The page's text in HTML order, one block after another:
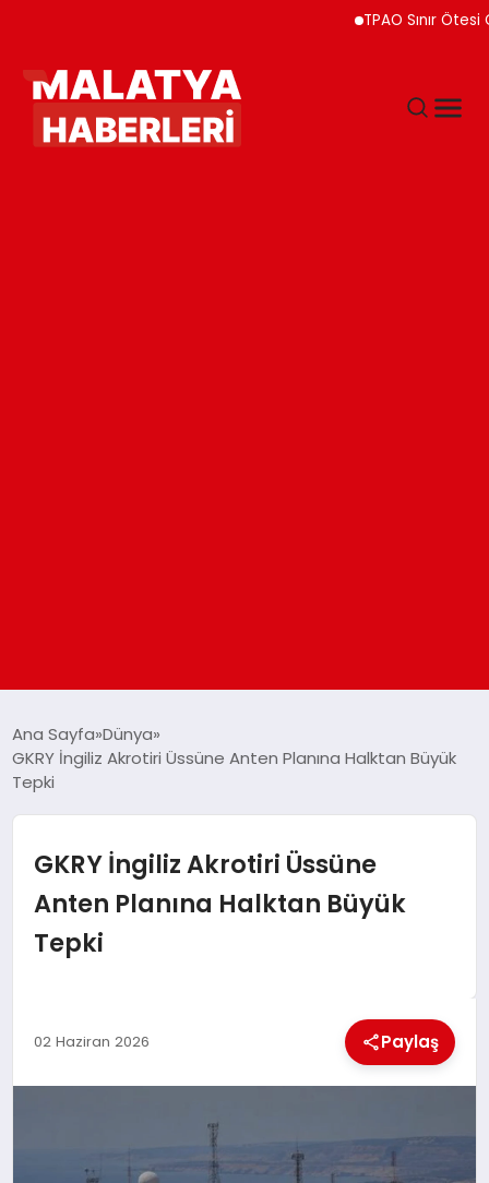
TPAO Sınır Ötesi
GÜNDEM
DÜNYA
EĞITIM
MAGAZIN
Ana Sayfa Dünya
GKRY İngiliz Akrotiri Üssüne Anten Planına Halktan Büyük
Tepki
GKRY İngiliz Akrotiri Üssüne
Anten Planına Halktan Büyük
Tepki
02 Haziran 2026 Paylaş